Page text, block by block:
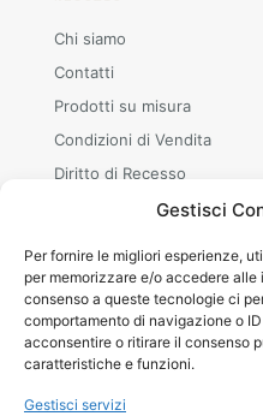
Gestisci
Per fornire le migliori esperienze,
per memorizzare e/o accedere
consenso a queste tecnologie ci
comportamento di navigazione o
acconsentire o ritirare il consenso
caratteristiche e funzioni.
Gestisci servizi
Chi siamo
Contatti
Prodotti su misura
Condizioni di Vendita
Diritto di Recesso
ORARI
Mar–Sab
08.30–12.00 · 15.00–19.00
+39 380 240 8642